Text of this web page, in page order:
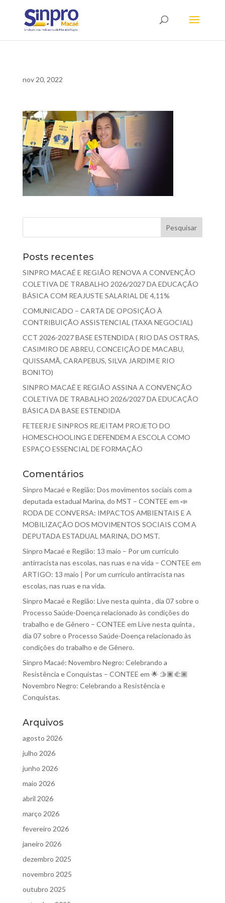
nov 20, 2022
Posts recentes
SINPRO MACAÉ E REGIÃO RENOVA A CONVENÇÃO
COLETIVA DE TRABALHO 2026/2027 DA EDUCAÇÃO
BÁSICA COM REAJUSTE SALARIAL DE 4,11%
COMUNICADO – CARTA DE OPOSIÇÃO À
CONTRIBUIÇÃO ASSISTENCIAL (TAXA NEGOCIAL)
CCT 2026-2027 BASE ESTENDIDA ( RIO DAS OSTRAS,
CASIMIRO DE ABREU, CONCEIÇÃO DE MACABU,
QUISSAMÃ, CARAPEBUS, SILVA JARDIM E RIO
BONITO)
SINPRO MACAÉ E REGIÃO ASSINA A CONVENÇÃO
COLETIVA DE TRABALHO 2026/2027 DA EDUCAÇÃO
BÁSICA DA BASE ESTENDIDA
FETEERJ E SINPROS REJEITAM PROJETO DO
HOMESCHOOLING E DEFENDEM A ESCOLA COMO
ESPAÇO ESSENCIAL DE FORMAÇÃO
Comentários
Sinpro Macaé e Região: Dos movimentos sociais com a
deputada estadual Marina, do MST – CONTEE em 📣
RODA DE CONVERSA: IMPACTOS AMBIENTAIS E A
MOBILIZAÇÃO DOS MOVIMENTOS SOCIAIS COM A
DEPUTADA ESTADUAL MARINA, DO MST.
Sinpro Macaé e Região: 13 maio – Por um currículo
antirracista nas escolas, nas ruas e na vida – CONTEE em
ARTIGO: 13 maio | Por um currículo antirracista nas
escolas, nas ruas e na vida.
Sinpro Macaé e Região: Live nesta quinta , dia 07 sobre o
Processo Saúde-Doença relacionado às condições do
trabalho e de Gênero – CONTEE em Live nesta quinta ,
dia 07 sobre o Processo Saúde-Doença relacionado às
condições do trabalho e de Gênero.
Sinpro Macaé: Novembro Negro: Celebrando a
Resistência e Conquistas – CONTEE em 🌟 🫱🏿‍🫲🏾
Novembro Negro: Celebrando a Resistência e
Conquistas.
Arquivos
agosto 2026
julho 2026
junho 2026
maio 2026
abril 2026
março 2026
fevereiro 2026
janeiro 2026
dezembro 2025
novembro 2025
outubro 2025